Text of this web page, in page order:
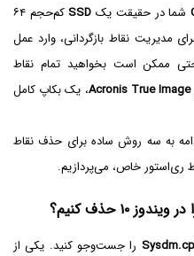
شما در حقیقت یک SSD
کم‌حجم ۶۴
برای مدیریت نقاط بازگردانی، وارد عمل
ممکن است بخواهید تمام نقاط
Acronis True Image، یک بکاپ کامل
به سه روش ساده برای حذف نقاط
ری‌استور خاص، می‌پردازیم.
را جست‌وجو کنید. یکی از